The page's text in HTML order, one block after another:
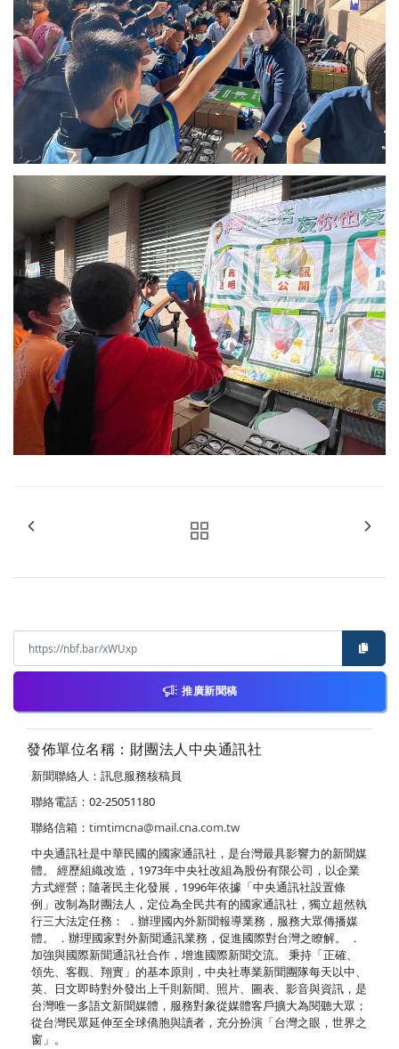
推廣新聞稿
發佈單位名稱：財團法人中央通訊社
新聞聯絡人：訊息服務核稿員
聯絡電話：02-25051180
聯絡信箱： timtimcna@mail.cna.com.tw
中央通訊社是中華民國的國家通訊社，是台灣最具影響力的新聞媒
體。 經歷組織改造，1973年中央社改組為股份有限公司，以企業
方式經營；隨著民主化發展，1996年依據「中央通訊社設置條
例」改制為財團法人，定位為全民共有的國家通訊社，獨立超然執
行三大法定任務： ．辦理國內外新聞報導業務，服務大眾傳播媒
體。 ．辦理國家對外新聞通訊業務，促進國際對台灣之瞭解。 ．
加強與國際新聞通訊社合作，增進國際新聞交流。 秉持「正確、
領先、客觀、翔實」的基本原則，中央社專業新聞團隊每天以中、
英、日文即時對外發出上千則新聞、照片、圖表、影音與資訊，是
台灣唯一多語文新聞媒體，服務對象從媒體客戶擴大為閱聽大眾；
從台灣民眾延伸至全球僑胞與讀者，充分扮演「台灣之眼，世界之
窗」。